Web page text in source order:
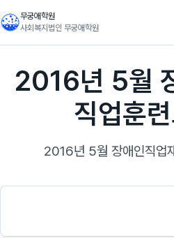
무궁애학원
사회복지법인 무궁애학원
2016년 5월
직업훈
2016년 5월 장애인직업